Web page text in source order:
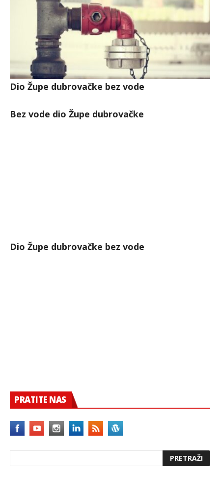
Dio Župe dubrovačke bez vode
Bez vode dio Župe dubrovačke
Dio Župe dubrovačke bez vode
PRATITE NAS